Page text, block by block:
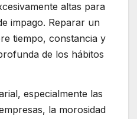
altas para
impago. Reparar un
tiempo, constancia y
de los hábitos
especialmente las
la morosidad